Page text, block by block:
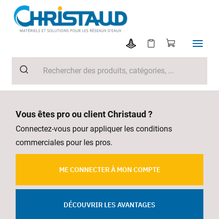
Vous êtes pro ou client Christaud ?
Connectez-vous pour appliquer les conditions
commerciales pour les pros.
ME CONNECTER À MON COMPTE
DÉCOUVRIR LES AVANTAGES